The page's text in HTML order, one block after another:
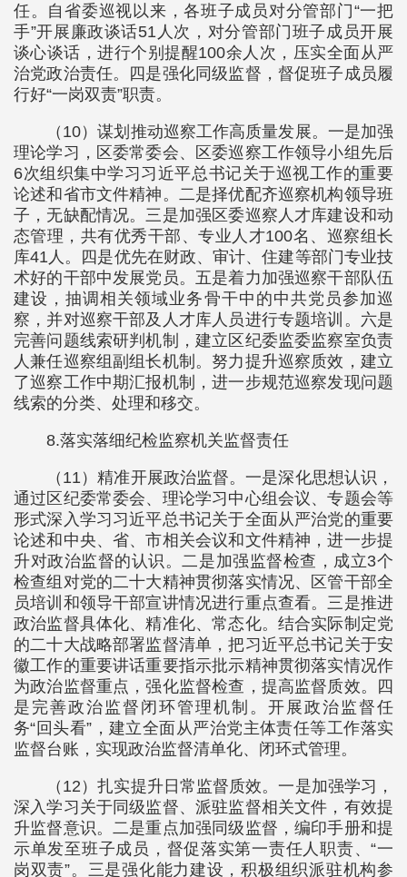
任。自省委巡视以来，各班子成员对分管部门“一把
手”开展廉政谈话51人次，对分管部门班子成员开展
谈心谈话，进行个别提醒100余人次，压实全面从严
治党政治责任。四是强化同级监督，督促班子成员履
行好“一岗双责”职责。
（10）谋划推动巡察工作高质量发展。一是加强
理论学习，区委常委会、区委巡察工作领导小组先后
6次组织集中学习习近平总书记关于巡视工作的重要
论述和省市文件精神。二是择优配齐巡察机构领导班
子，无缺配情况。三是加强区委巡察人才库建设和动
态管理，共有优秀干部、专业人才100名、巡察组长
库41人。四是优先在财政、审计、住建等部门专业技
术好的干部中发展党员。五是着力加强巡察干部队伍
建设，抽调相关领域业务骨干中的中共党员参加巡
察，并对巡察干部及人才库人员进行专题培训。六是
完善问题线索研判机制，建立区纪委监委监察室负责
人兼任巡察组副组长机制。努力提升巡察质效，建立
了巡察工作中期汇报机制，进一步规范巡察发现问题
线索的分类、处理和移交。
8.落实落细纪检监察机关监督责任
（11）精准开展政治监督。一是深化思想认识，
通过区纪委常委会、理论学习中心组会议、专题会等
形式深入学习习近平总书记关于全面从严治党的重要
论述和中央、省、市相关会议和文件精神，进一步提
升对政治监督的认识。二是加强监督检查，成立3个
检查组对党的二十大精神贯彻落实情况、区管干部全
员培训和领导干部宣讲情况进行重点查看。三是推进
政治监督具体化、精准化、常态化。结合实际制定党
的二十大战略部署监督清单，把习近平总书记关于安
徽工作的重要讲话重要指示批示精神贯彻落实情况作
为政治监督重点，强化监督检查，提高监督质效。四
是完善政治监督闭环管理机制。开展政治监督任
务“回头看”，建立全面从严治党主体责任等工作落实
监督台账，实现政治监督清单化、闭环式管理。
（12）扎实提升日常监督质效。一是加强学习，
深入学习关于同级监督、派驻监督相关文件，有效提
升监督意识。二是重点加强同级监督，编印手册和提
示单发至班子成员，督促落实第一责任人职责、“一
岗双责”。三是强化能力建设，积极组织派驻机构参